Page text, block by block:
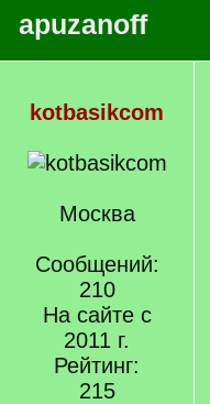
apuzanoff
kotbasikcom
Москва
Сообщений:
210
На сайте с
2011 г.
Рейтинг:
215